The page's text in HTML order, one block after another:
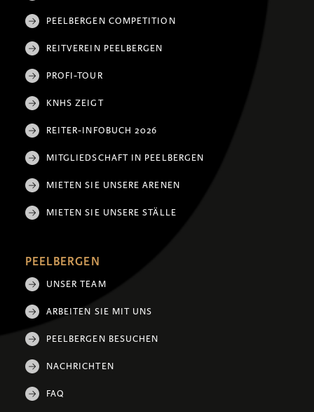
PEELBERGEN COMPETITION
REITVEREIN PEELBERGEN
PROFI-TOUR
KNHS ZEIGT
REITER-INFOBUCH 2026
MITGLIEDSCHAFT IN PEELBERGEN
MIETEN SIE UNSERE ARENEN
MIETEN SIE UNSERE STÄLLE
PEELBERGEN
UNSER TEAM
ARBEITEN SIE MIT UNS
PEELBERGEN BESUCHEN
NACHRICHTEN
FAQ